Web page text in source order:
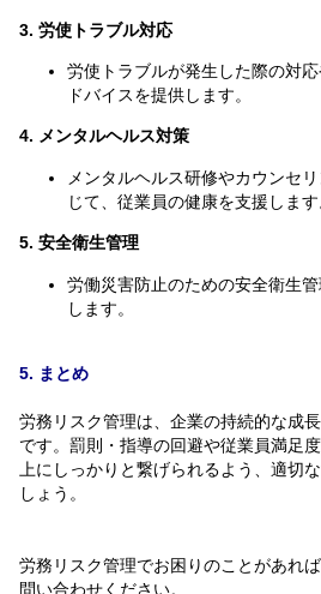
3. 労使トラブル対応
労使トラブルが発生した際の対
ドバイスを提供します。
4. メンタルヘルス対策
メンタルヘルス研修やカウンセ
じて、従業員の健康を支援します
5. 安全衛生管理
労働災害防止のための安全衛生
します。
5. まとめ
労務リスク管理は、企業の持続的な成
です。罰則・指導の回避や従業員満足
上にしっかりと繋げられるよう、適切
しょう。
労務リスク管理でお困りのことがあれ
問い合わせください。